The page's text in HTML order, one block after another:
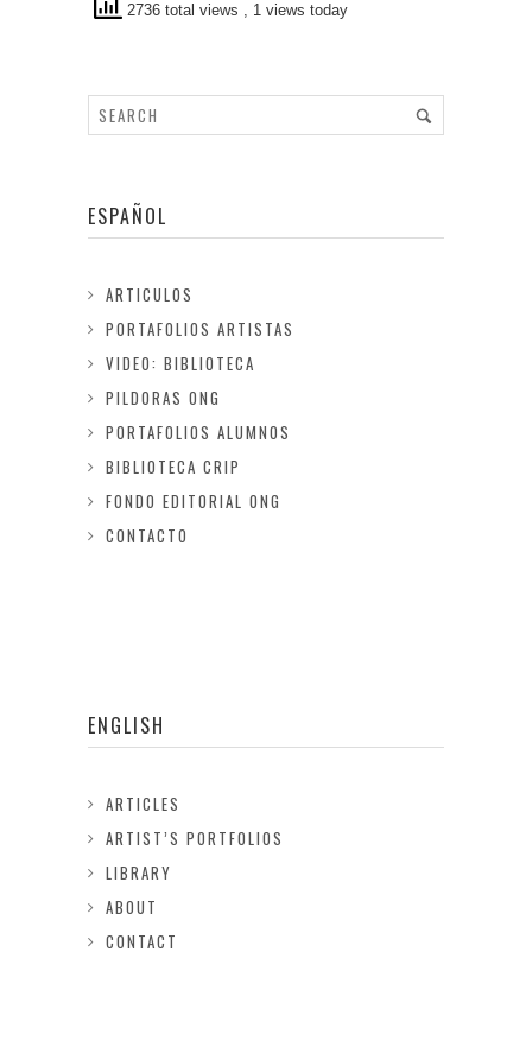
2736 total views , 1 views today
ESPAÑOL
ARTICULOS
PORTAFOLIOS ARTISTAS
VIDEO: BIBLIOTECA
PILDORAS ONG
PORTAFOLIOS ALUMNOS
BIBLIOTECA CRIP
FONDO EDITORIAL ONG
CONTACTO
ENGLISH
ARTICLES
ARTIST’S PORTFOLIOS
LIBRARY
ABOUT
CONTACT